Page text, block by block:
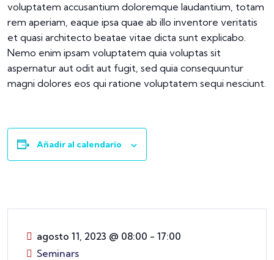
voluptatem accusantium doloremque laudantium, totam
rem aperiam, eaque ipsa quae ab illo inventore veritatis
et quasi architecto beatae vitae dicta sunt explicabo.
Nemo enim ipsam voluptatem quia voluptas sit
aspernatur aut odit aut fugit, sed quia consequuntur
magni dolores eos qui ratione voluptatem sequi nesciunt.
Añadir al calendario
agosto 11, 2023 @ 08:00 - 17:00
Seminars